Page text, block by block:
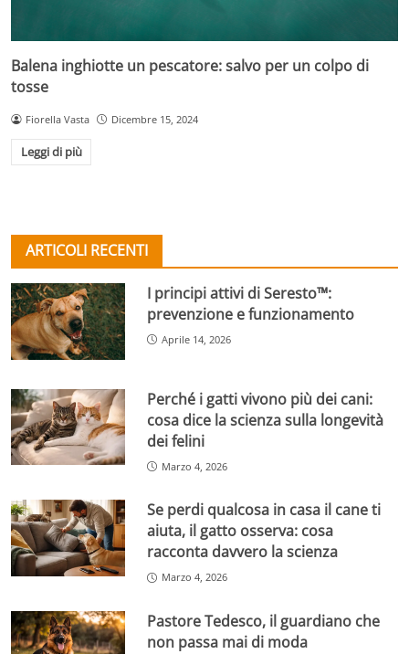
Balena inghiotte un pescatore: salvo per un colpo di
tosse
Fiorella Vasta Dicembre 15, 2024
Leggi di più
ARTICOLI RECENTI
I principi attivi di Seresto™:
prevenzione e funzionamento
Aprile 14, 2026
Perché i gatti vivono più dei cani:
cosa dice la scienza sulla longevità
dei felini
Marzo 4, 2026
Se perdi qualcosa in casa il cane ti
aiuta, il gatto osserva: cosa
racconta davvero la scienza
Marzo 4, 2026
Pastore Tedesco, il guardiano che
non passa mai di moda